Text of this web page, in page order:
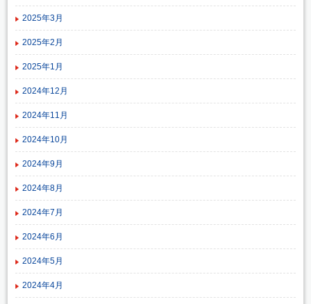
2025年3月
2025年2月
2025年1月
2024年12月
2024年11月
2024年10月
2024年9月
2024年8月
2024年7月
2024年6月
2024年5月
2024年4月